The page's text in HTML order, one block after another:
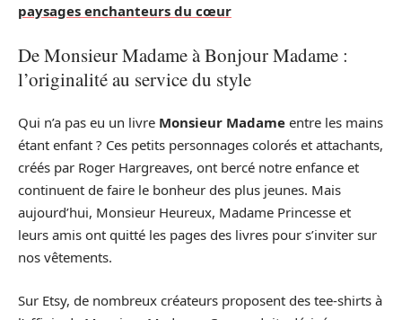
paysages enchanteurs du cœur
De Monsieur Madame à Bonjour Madame :
l’originalité au service du style
Qui n’a pas eu un livre Monsieur Madame entre les mains
étant enfant ? Ces petits personnages colorés et attachants,
créés par Roger Hargreaves, ont bercé notre enfance et
continuent de faire le bonheur des plus jeunes. Mais
aujourd’hui, Monsieur Heureux, Madame Princesse et
leurs amis ont quitté les pages des livres pour s’inviter sur
nos vêtements.
Sur Etsy, de nombreux créateurs proposent des tee-shirts à